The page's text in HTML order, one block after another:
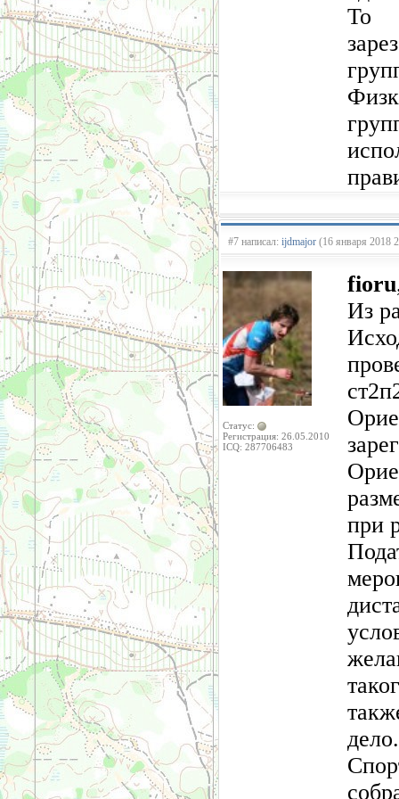
То
#7 написал: ijdmajor (16 января 2018
Статус:
Регистрация: 26.05.2010
ICQ: 287706483
fioru
Из
при